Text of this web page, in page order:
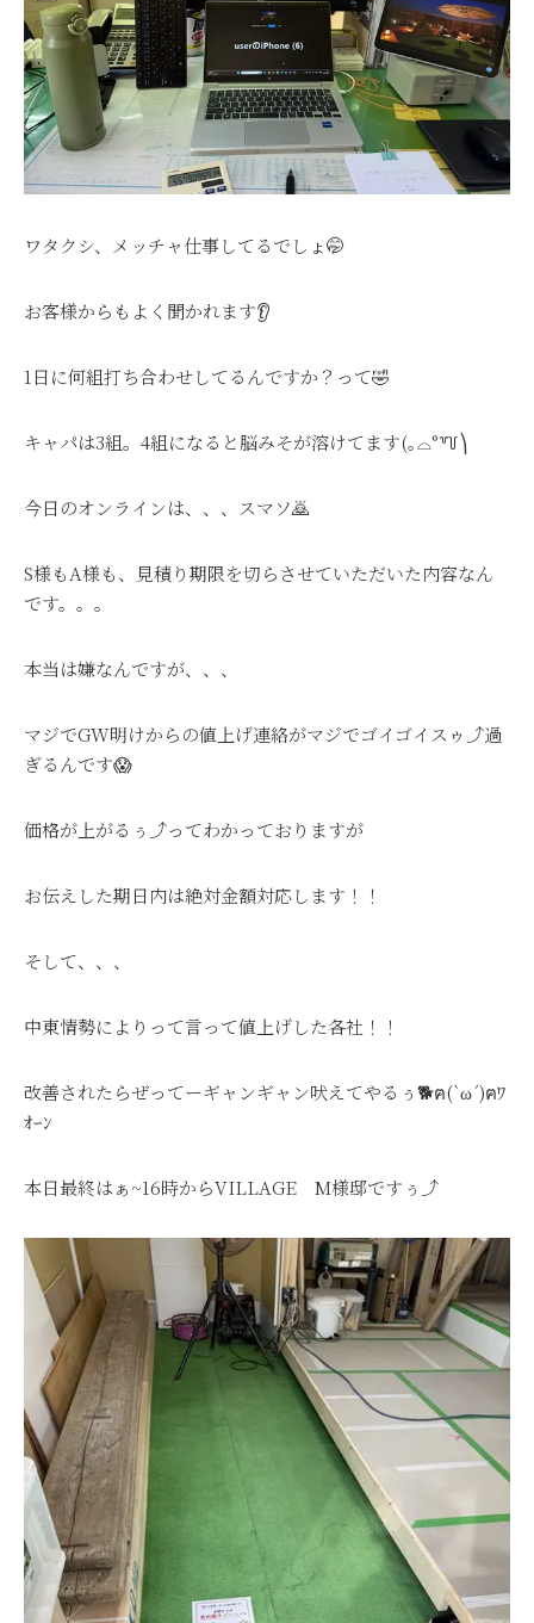
ワタクシ、メッチャ仕事してるでしょ🤭
お客様からもよく聞かれます👂
1日に何組打ち合わせしてるんですか？って🤣
キャパは3組。4組になると脳みそが溶けてます(｡⌓°꒷꒦⎞
今日のオンラインは、、、スマソ🙇
S様もA様も、見積り期限を切らさせていただいた内容なん
です。。。
本当は嫌なんですが、、、
マジでGW明けからの値上げ連絡がマジでゴイゴイスゥ⤴過
ぎるんです😱
価格が上がるぅ⤴ってわかっておりますが
お伝えした期日内は絶対金額対応します！！
そして、、、
中東情勢によりって言って値上げした各社！！
改善されたらぜってーギャンギャン吠えてやるぅ🐕ฅ(`ω´)ฅﾜ
ｵｰﾝ
本日最終はぁ~16時からVILLAGE M様邸ですぅ⤴